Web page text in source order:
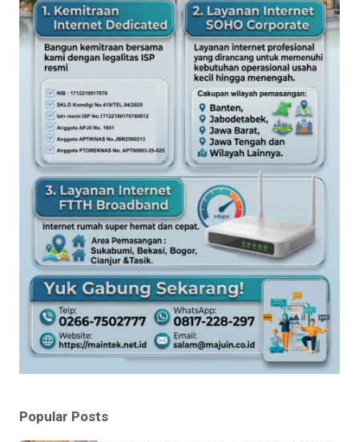
Popular Posts